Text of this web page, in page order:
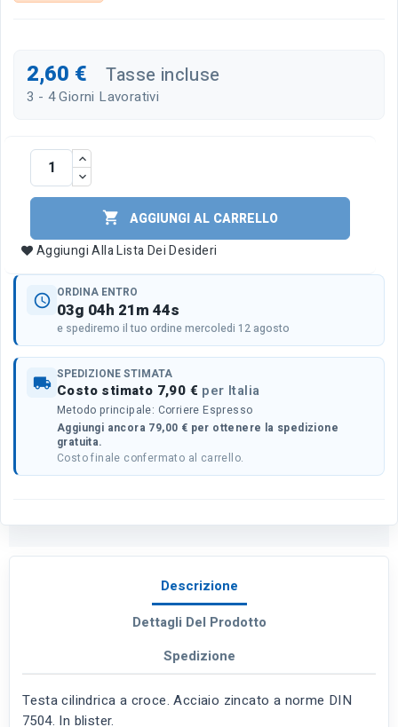
2,60 € Tasse incluse
3 - 4 Giorni Lavorativi

AGGIUNGI AL CARRELLO
Aggiungi Alla Lista Dei Desideri
schedule ORDINA ENTRO
03g 04h 21m 43s
e spediremo il tuo ordine mercoledi 12 agosto
local_shipping SPEDIZIONE STIMATA
Costo stimato 7,90 € per Italia
Metodo principale: Corriere Espresso
Aggiungi ancora 79,00 € per ottenere la spedizione
gratuita.
Costo finale confermato al carrello.
Descrizione
Dettagli Del Prodotto
Spedizione
Testa cilindrica a croce. Acciaio zincato a norme DIN
7504. In blister.